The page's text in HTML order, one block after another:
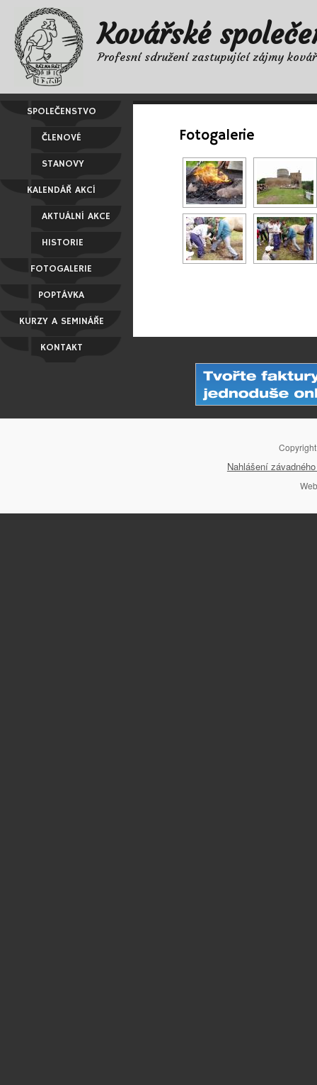
Kovářské
Profesní sdružení zastupující zájmy
SPOLEČENSTVO
ČLENOVÉ
STANOVY
KALENDÁŘ AKCÍ
AKTUÁLNÍ AKCE
HISTORIE
FOTOGALERIE
POPTÁVKA
KURZY A SEMINÁŘE
KONTAKT
Fotogalerie
Nahlášení